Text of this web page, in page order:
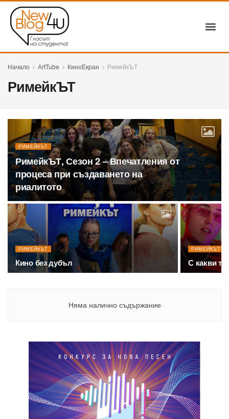
Начало АrtTube КиноEкран РимейкЪТ
РимейкЪТ
РИМЕЙКЪТ
РимейкЪТ, Сезон 2 – Впечатления от
процесa при създаването на
риалитото
РИМЕЙКЪТ
Кино без дубъл
РИМЕЙКЪТ
С какви
Няма налично съдържание